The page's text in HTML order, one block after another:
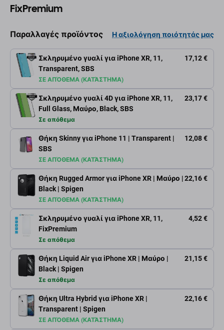
FixPremium
Παραλλαγές προϊόντος Η αξιολόγηση ποιότητάς μας
Σκληρυμένο γυαλί για iPhone XR, 11,
Transparent, SBS
17,12 €
ΣΕ ΑΠΌΘΕΜΑ (ΚΑΤΆΣΤΗΜΑ)
Σκληρυμένο γυαλί 4D για iPhone XR, 11,
Full Glass, Μαύρο, Black, SBS
23,17 €
Σε απόθεμα
Θήκη Skinny για iPhone 11 | Transparent |
SBS
12,08 €
ΣΕ ΑΠΌΘΕΜΑ (ΚΑΤΆΣΤΗΜΑ)
Θήκη Rugged Armor για iPhone XR | Μαύρο |
Black | Spigen
22,16 €
ΣΕ ΑΠΌΘΕΜΑ (ΚΑΤΆΣΤΗΜΑ)
Σκληρυμένο γυαλί για iPhone XR, 11,
FixPremium
4,52 €
Σε απόθεμα
Θήκη Liquid Air για iPhone XR | Μαύρο |
Black | Spigen
21,15 €
Σε απόθεμα
Θήκη Ultra Hybrid για iPhone XR |
Transparent | Spigen
22,16 €
ΣΕ ΑΠΌΘΕΜΑ (ΚΑΤΆΣΤΗΜΑ)